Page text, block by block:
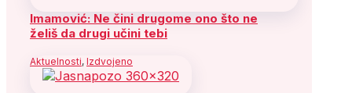
Imamović: Ne čini drugome ono što ne
želiš da drugi učini tebi
Aktuelnosti, Izdvojeno